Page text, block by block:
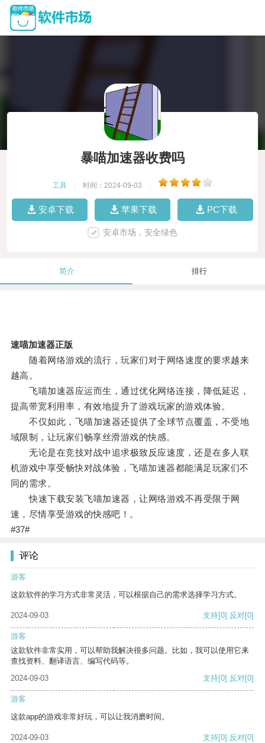
暴喵加速器收费吗
工具 时间：2024-09-03
安卓下载 苹果下载 PC下载
安卓市场，安全绿色
简介 排行
速喵加速器正版
随着网络游戏的流行，玩家们对于网络速度的要求越来
越高。
飞喵加速器应运而生，通过优化网络连接，降低延迟，
提高带宽利用率，有效地提升了游戏玩家的游戏体验。
不仅如此，飞喵加速器还提供了全球节点覆盖，不受地
域限制，让玩家们畅享丝滑游戏的快感。
无论是在竞技对战中追求极致反应速度，还是在多人联
机游戏中享受畅快对战体验，飞喵加速器都能满足玩家们不
同的需求。
快速下载安装飞喵加速器，让网络游戏不再受限于网
速，尽情享受游戏的快感吧！。
#37#
评论
游客
这款软件的学习方式非常灵活，可以根据自己的需求选择学习方式。
2024-09-03 支持[0] 反对[0]
游客
这款软件非常实用，可以帮助我解决很多问题。比如，我可以使用它来
查找资料、翻译语言、编写代码等。
2024-09-03
支持[0] 反对[0]
游客
这款app的游戏非常好玩，可以让我消磨时间。
2024-09-03 支持[0] 反对[0]